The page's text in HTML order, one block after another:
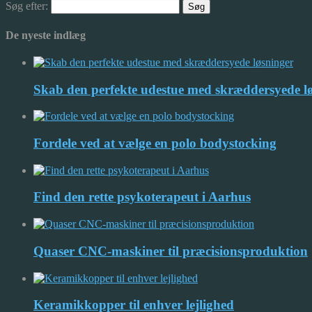
Søg efter:
De nyeste indlæg
Skab den perfekte udestue med skræddersyede
Fordele ved at vælge en polo bodystocking
Find den rette psykoterapeut i Aarhus
Quaser CNC-maskiner til præcisionsproduktion
Keramikkopper til enhver lejlighed